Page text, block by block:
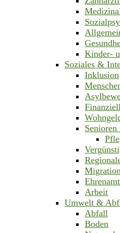
Kinder-
Soziales &
Inklusion
Arbeit
Umwelt &
Abfall
Boden